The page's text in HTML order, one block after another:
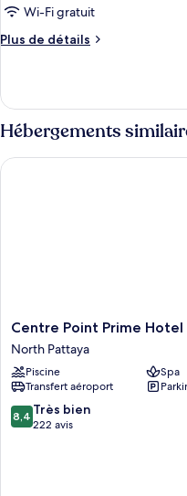
photos
pour
de
chambre :
Chambre
Wi-Fi gratuit
Plus de détails
Plus
le
type
de
Chambre
Hébergements
Centre
Point
Prime
Hotel
Pattaya
North
Pattaya
Centre Point Prime
North Pattaya
Piscine
Spa
Transfert aéroport
8.4
sur
8,4 Très bien
222 avis
Centre Point Prime Hotel